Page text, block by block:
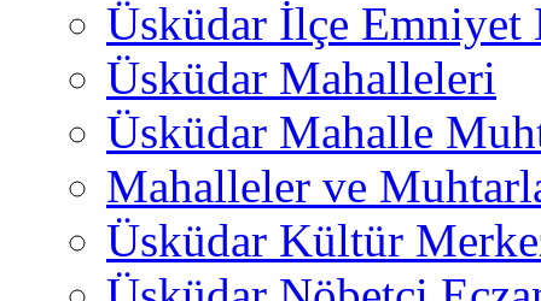
Üsküdar İlçe
Üsküdar Mahalleleri
Üsküdar Mahalle
Mahalleler ve
Üsküdar Kültür